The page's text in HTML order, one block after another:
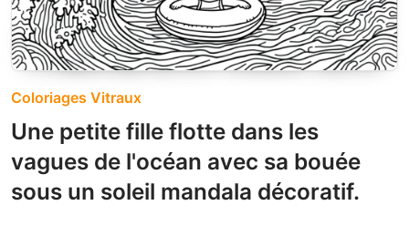
Coloriages Vitraux
Une petite fille flotte dans les
vagues de l'océan avec sa bouée
sous un soleil mandala décoratif.